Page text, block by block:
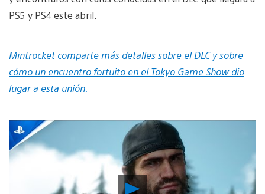
PS5 y PS4 este abril.
Mintrocket comparte más detalles sobre el DLC y sobre
cómo un encuentro fortuito en el Tokyo Game Show dio
lugar a esta unión.
Reproducir